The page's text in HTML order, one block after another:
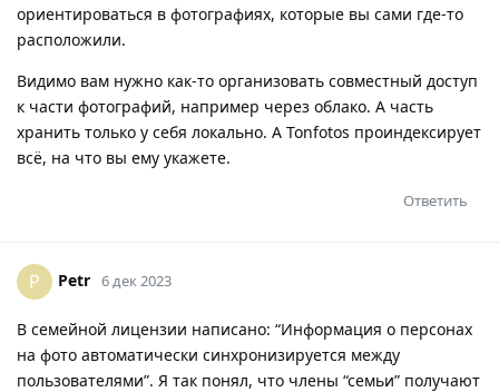
ориентироваться в фотографиях, которые вы сами где-то
расположили.
Видимо вам нужно как-то организовать совместный доступ
к части фотографий, например через облако. А часть
хранить только у себя локально. А Tonfotos проиндексирует
всё, на что вы ему укажете.
Ответить
P Petr 6 дек 2023
В семейной лицензии написано: “Информация о персонах
на фото автоматически синхронизируется между
пользователями”. Я так понял, что члены “семьи” получают